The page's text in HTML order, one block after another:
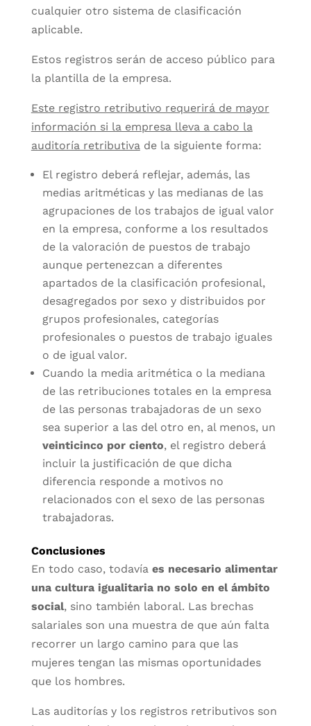
cualquier otro sistema de clasificación
aplicable.
Estos registros serán de acceso público para
la plantilla de la empresa.
Este registro retributivo requerirá de mayor
información si la empresa lleva a cabo la
auditoría retributivade la siguiente forma:
El registro deberá reflejar, además, las
medias aritméticas y las medianas de las
agrupaciones de los trabajos de igual valor
en la empresa, conforme a los resultados
de la valoración de puestos de trabajo
aunque pertenezcan a diferentes
apartados de la clasificación profesional,
desagregados por sexo y distribuidos por
grupos profesionales, categorías
profesionales o puestos de trabajo iguales
o de igual valor.
Cuando la media aritmética o la mediana
de las retribuciones totales en la empresa
de las personas trabajadoras de un sexo
sea superior a las del otro en, al menos, un
veinticinco por ciento, el registro deberá
incluir la justificación de que dicha
diferencia responde a motivos no
relacionados con el sexo de las personas
trabajadoras.
Conclusiones
En todo caso, todavía es necesario alimentar
una cultura igualitaria no solo en el ámbito
social, sino también laboral. Las brechas
salariales son una muestra de que aún falta
recorrer un largo camino para que las
mujeres tengan las mismas oportunidades
que los hombres.
Las auditorías y los registros retributivos son